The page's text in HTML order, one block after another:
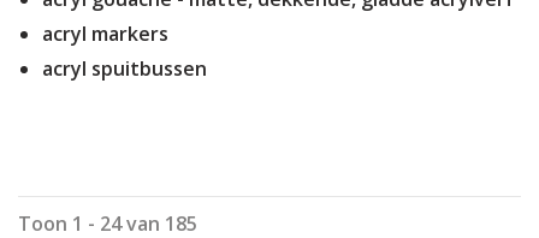
acryl markers
acryl spuitbussen
Toon 1 - 24 van 185